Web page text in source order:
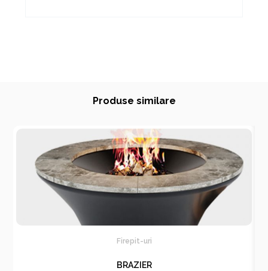
Produse similare
Firepit-uri
BRAZIER